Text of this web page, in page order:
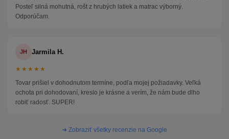
Posteľ silná mohutná, rošt z hrubých latiek a matrac výborný.
Odporúčam.
JH Jarmila H.
★★★★★
Tovar prišiel v dohodnutom termíne, podľa mojej požiadavky. Veľká
ochota pri dohodovaní, kreslo je krásne a verím, že nám bude dlho
robiť radosť. SUPER!
➜ Zobraziť všetky recenzie na Google